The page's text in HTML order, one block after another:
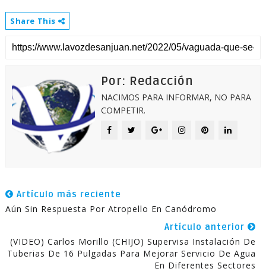
Share This
Por: Redacción
NACIMOS PARA INFORMAR, NO PARA
COMPETIR.
Artículo más reciente
Aún Sin Respuesta Por Atropello En Canódromo
Artículo anterior
(VIDEO) Carlos Morillo (CHIJO) Supervisa Instalación De
Tuberias De 16 Pulgadas Para Mejorar Servicio De Agua
En Diferentes Sectores